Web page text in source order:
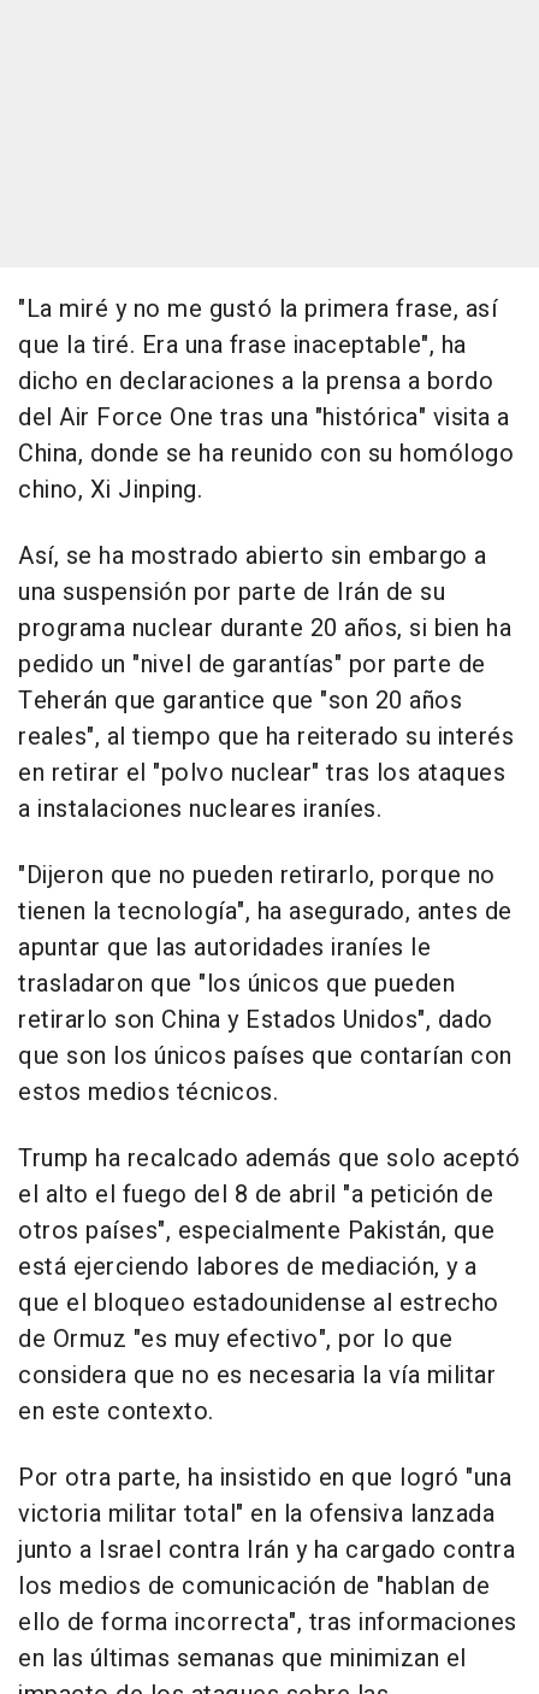
"La miré y no me gustó la primera frase, así
que la tiré. Era una frase inaceptable", ha
dicho en declaraciones a la prensa a bordo
del Air Force One tras una "histórica" visita a
China, donde se ha reunido con su homólogo
chino, Xi Jinping.
Así, se ha mostrado abierto sin embargo a
una suspensión por parte de Irán de su
programa nuclear durante 20 años, si bien ha
pedido un "nivel de garantías" por parte de
Teherán que garantice que "son 20 años
reales", al tiempo que ha reiterado su interés
en retirar el "polvo nuclear" tras los ataques
a instalaciones nucleares iraníes.
"Dijeron que no pueden retirarlo, porque no
tienen la tecnología", ha asegurado, antes de
apuntar que las autoridades iraníes le
trasladaron que "los únicos que pueden
retirarlo son China y Estados Unidos", dado
que son los únicos países que contarían con
estos medios técnicos.
Trump ha recalcado además que solo aceptó
el alto el fuego del 8 de abril "a petición de
otros países", especialmente Pakistán, que
está ejerciendo labores de mediación, y a
que el bloqueo estadounidense al estrecho
de Ormuz "es muy efectivo", por lo que
considera que no es necesaria la vía militar
en este contexto.
Por otra parte, ha insistido en que logró "una
victoria militar total" en la ofensiva lanzada
junto a Israel contra Irán y ha cargado contra
los medios de comunicación de "hablan de
ello de forma incorrecta", tras informaciones
en las últimas semanas que minimizan el